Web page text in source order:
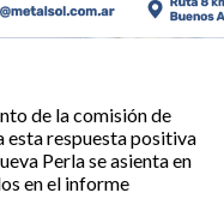
de la comisión de
esta respuesta positiva
Perla se asienta en
en el informe